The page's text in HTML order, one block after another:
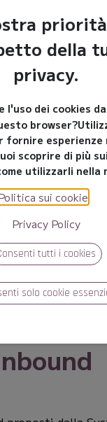
&
della
privacy.
l'uso dei cookies
browser?
fornire esperienze
scoprire di più
utilizzarli nella
sui cookie
Privacy Policy
tutti i cookies
solo cookie